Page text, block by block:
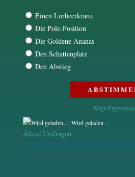
Einen Lorbeerkranz
Die Pole-Position
Die Goldene Ananas
Den Schattenplatz
Den Abstieg
Zeige Ergebnisse
Wird geladen ...
Ältere Umfragen